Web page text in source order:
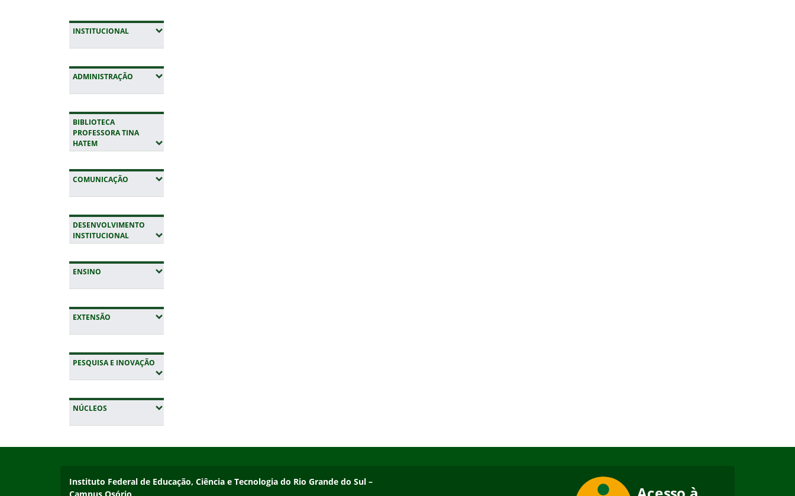
INSTITUCIONAL(EXPANDIR SUBMENUS)
ADMINISTRAÇÃO (EXPANDIR SUBMENUS)
BIBLIOTECA
PROFESSORA TINA
HATEM(EXPANDIR SUBMENUS)
COMUNICAÇÃO (EXPANDIR SUBMENUS)
DESENVOLVIMENTO
INSTITUCIONAL(EXPANDIR SUBMENUS)
ENSINO (EXPANDIR SUBMENUS)
EXTENSÃO (EXPANDIR SUBMENUS)
PESQUISA E INOVAÇÃO
NÚCLEOS (EXPANDIR SUBMENUS)
Instituto Federal de Educação, Ciência e Tecnologia do Rio Grande do Sul – Campus Osório
Instituto Federal de Educação, Ciência e Tecnologia do Rio Grande do Sul –